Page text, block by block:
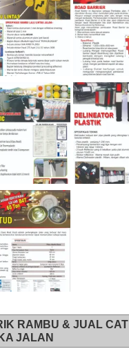
RAMBU & JUAL CAT
JALAN